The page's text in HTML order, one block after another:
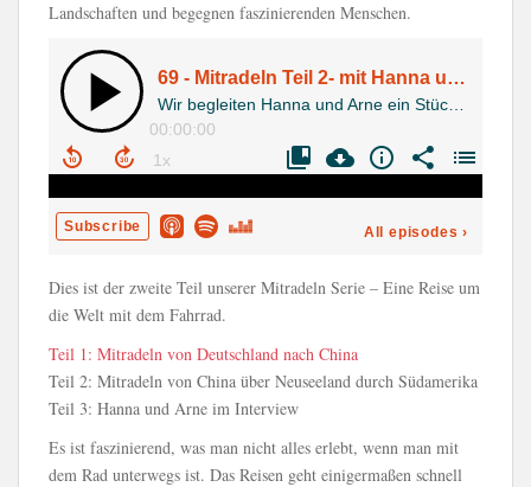
Landschaften und begegnen faszinierenden Menschen.
Dies ist der zweite Teil unserer Mitradeln Serie – Eine Reise um
die Welt mit dem Fahrrad.
Teil 1: Mitradeln von Deutschland nach China
Teil 2: Mitradeln von China über Neuseeland durch Südamerika
Teil 3: Hanna und Arne im Interview
Es ist faszinierend, was man nicht alles erlebt, wenn man mit
dem Rad unterwegs ist. Das Reisen geht einigermaßen schnell